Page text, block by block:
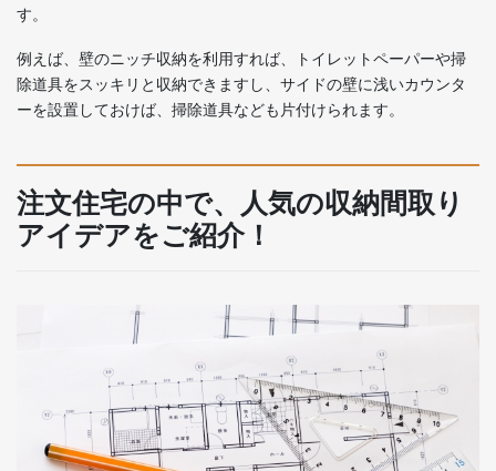
す。
例えば、壁のニッチ収納を利用すれば、トイレットペーパーや掃
除道具をスッキリと収納できますし、サイドの壁に浅いカウンタ
ーを設置しておけば、掃除道具なども片付けられます。
注文住宅の中で、人気の収納間取り
アイデアをご紹介！